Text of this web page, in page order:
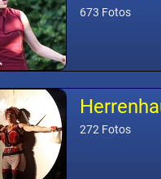
673 Fotos
272 Fotos